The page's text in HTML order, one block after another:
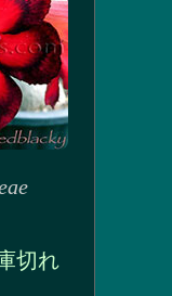
切れ